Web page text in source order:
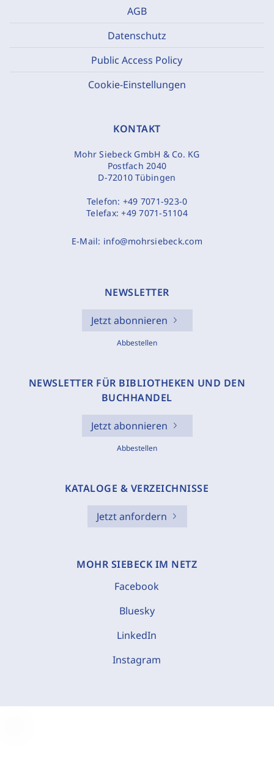
AGB
Datenschutz
Public Access Policy
Cookie-Einstellungen
KONTAKT
Mohr Siebeck GmbH & Co. KG
Postfach 2040
D-72010 Tübingen
Telefon: +49 7071-923-0
Telefax:+49 7071-51104
E-Mail: info@mohrsiebeck.com
NEWSLETTER
Jetzt abonnieren
Abbestellen
NEWSLETTER FÜR BIBLIOTHEKEN UND DEN
BUCHHANDEL
Jetzt abonnieren
Abbestellen
KATALOGE & VERZEICHNISSE
Jetzt anfordern
MOHR SIEBECK IM NETZ
Facebook
Bluesky
LinkedIn
Instagram